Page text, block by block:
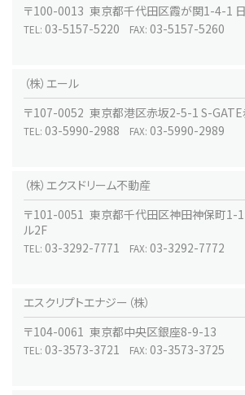
〒100-0013 東京都千代田区霞が関1-4-1
TEL: 03-5157-5220 FAX: 03-5157-5260
（株）エール
〒107-0052 東京都港区赤坂2-5-1 S-
TEL: 03-5990-2988 FAX: 03-5990-2989
（株）エクスドリーム不動産
〒101-0051 東京都千代田区神田神保町1-
ル2F
TEL: 03-3292-7771 FAX: 03-3292-7772
エスクリプトエナジー（株）
〒104-0061 東京都中央区銀座8-9-13
TEL: 03-3573-3721 FAX: 03-3573-3725